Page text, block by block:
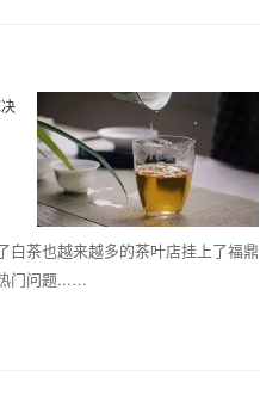
白茶也越来越多的茶叶店挂上了福鼎
门问题...…